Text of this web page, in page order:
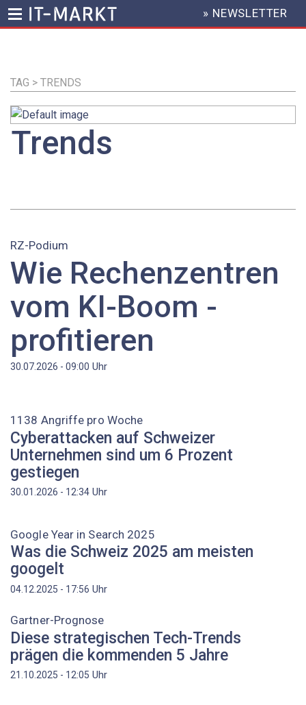
Inhalt
HEADER
MENU
» NEWSLETTER
TAG > TRENDS
Trends
RZ-Podium
Wie Rechenzentren
vom KI-Boom ­
profitieren
30.07.2026 - 09:00 Uhr
1138 Angriffe pro Woche
Cyberattacken auf Schweizer
Unternehmen sind um 6 Prozent
gestiegen
30.01.2026 - 12:34 Uhr
Google Year in Search 2025
Was die Schweiz 2025 am meisten
googelt
04.12.2025 - 17:56 Uhr
Gartner-Prognose
Diese strategischen Tech-Trends
prägen die kommenden 5 Jahre
21.10.2025 - 12:05 Uhr